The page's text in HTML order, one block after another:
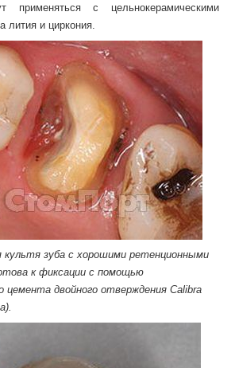
применяться с цельнокерамическими
лития и циркония.
культя зуба с хорошими ретенционными
к фиксации с помощью
цемента двойного отверждения Calibra